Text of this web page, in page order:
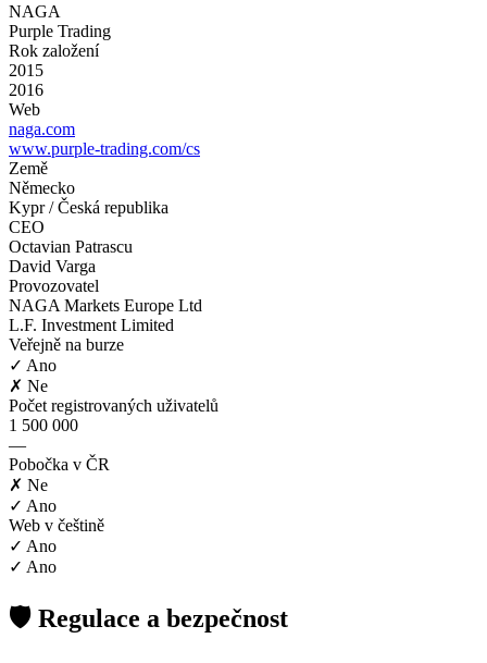
NAGA
Purple Trading
Rok založení
2015
2016
Web
naga.com
www.purple-trading.com/cs
Země
Německo
Kypr / Česká republika
CEO
Octavian Patrascu
David Varga
Provozovatel
NAGA Markets Europe Ltd
L.F. Investment Limited
Veřejně na burze
✓ Ano
✗ Ne
Počet registrovaných uživatelů
1 500 000
—
Pobočka v ČR
✗ Ne
✓ Ano
Web v češtině
✓ Ano
✓ Ano
🛡️ Regulace a bezpečnost